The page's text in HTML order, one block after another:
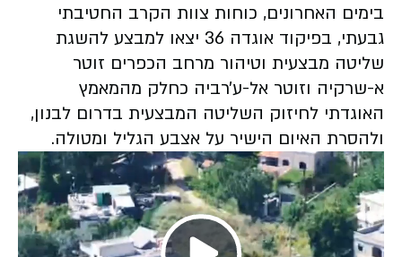
בימים האחרונים, כוחות צוות הקרב החטיבתי
גבעתי, בפיקוד אוגדה 36 יצאו למבצע להשגת
שליטה מבצעית וטיהור מרחב הכפרים זוטר
א-שרקיה וזוטר אל-ע׳רביה כחלק מהמאמץ
האוגדתי לחיזוק השליטה המבצעית בדרום לבנון,
ולהסרת האיום הישיר על אצבע הגליל ומטולה.